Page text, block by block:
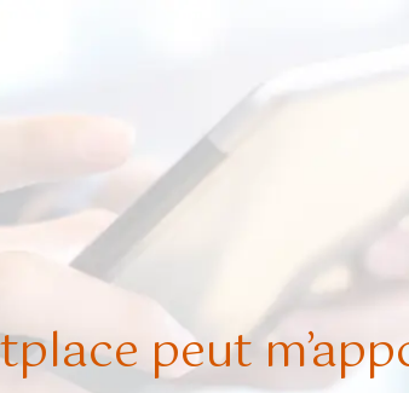
peut